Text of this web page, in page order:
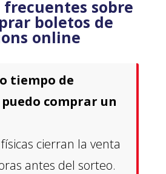
frecuentes sobre
boletos de
online
tiempo de
comprar un
cierran la venta
antes del sorteo.